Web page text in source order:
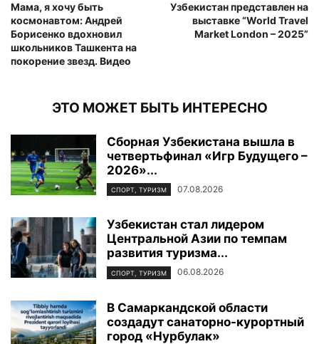
Мама, я хочу быть
космонавтом: Андрей
Борисенко вдохновил
школьников Ташкента на
покорение звезд. Видео
Узбекистан представлен на
выставке “World Travel
Market London – 2025”
ЭТО МОЖЕТ БЫТЬ ИНТЕРЕСНО
Сборная Узбекистана вышла в
четвертьфинал «Игр Будущего –
2026»...
СПОРТ, ТУРИЗМ 07.08.2026
Узбекистан стал лидером
Центральной Азии по темпам
развития туризма...
СПОРТ, ТУРИЗМ 06.08.2026
В Самаркандской области
создадут санаторно-курортный
город «Нурбулак»